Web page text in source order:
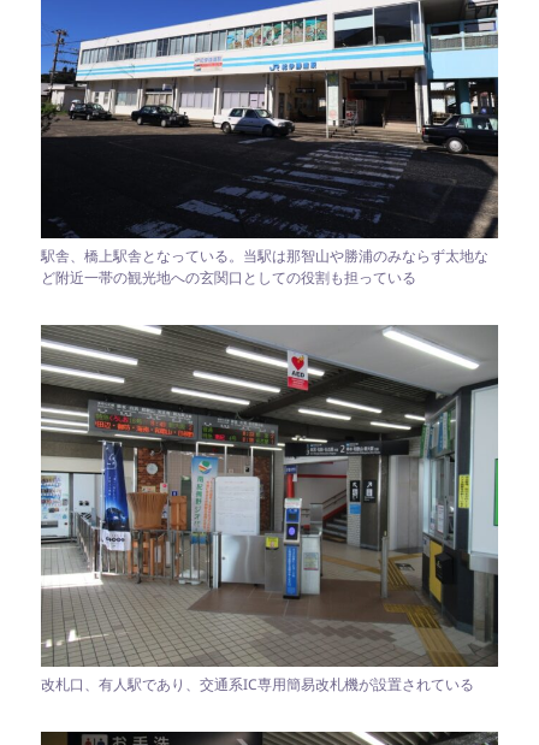
駅舎、橋上駅舎となっている。当駅は那智山や勝浦のみならず太地な
ど附近一帯の観光地への玄関口としての役割も担っている
改札口、有人駅であり、交通系IC専用簡易改札機が設置されている